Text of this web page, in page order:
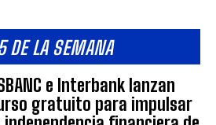
DE LA SEMANA
e Interbank lanzan
gratuito para impulsar